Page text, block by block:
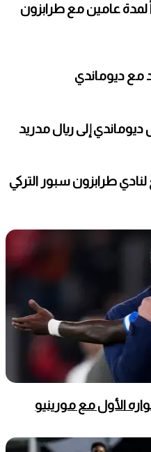
عامين مع طرابزون
مع ديوماندي
ديوماندي إلى ريال مدريد
طرابزون سبور التركي
الأول مع مورينيو